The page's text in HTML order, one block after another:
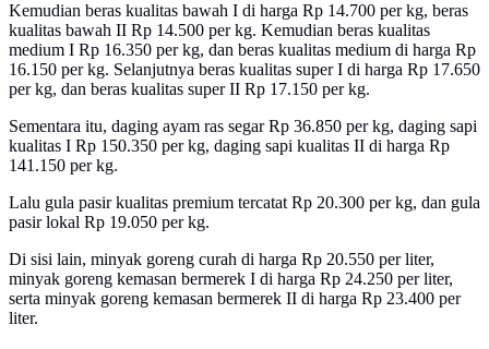
Kemudian beras kualitas bawah I di harga Rp 14.700 per kg, beras
kualitas bawah II Rp 14.500 per kg. Kemudian beras kualitas
medium I Rp 16.350 per kg, dan beras kualitas medium di harga Rp
16.150 per kg. Selanjutnya beras kualitas super I di harga Rp 17.650
per kg, dan beras kualitas super II Rp 17.150 per kg.
Sementara itu, daging ayam ras segar Rp 36.850 per kg, daging sapi
kualitas I Rp 150.350 per kg, daging sapi kualitas II di harga Rp
141.150 per kg.
Lalu gula pasir kualitas premium tercatat Rp 20.300 per kg, dan gula
pasir lokal Rp 19.050 per kg.
Di sisi lain, minyak goreng curah di harga Rp 20.550 per liter,
minyak goreng kemasan bermerek I di harga Rp 24.250 per liter,
serta minyak goreng kemasan bermerek II di harga Rp 23.400 per
liter.